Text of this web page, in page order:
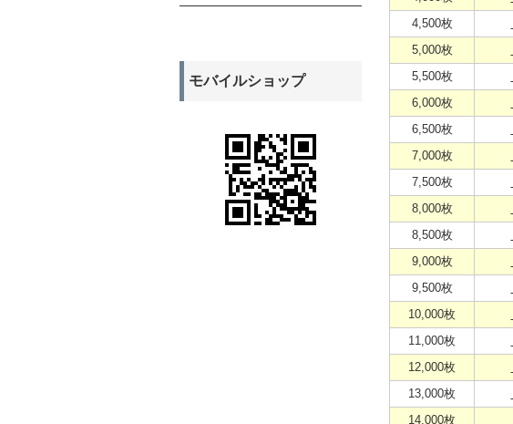
4,500枚
5,000枚
5,500枚
6,000枚
6,500枚
7,000枚
7,500枚
8,000枚
8,500枚
9,000枚
9,500枚
10,000枚
11,000枚
12,000枚
13,000枚
14,000枚
モバイルショップ